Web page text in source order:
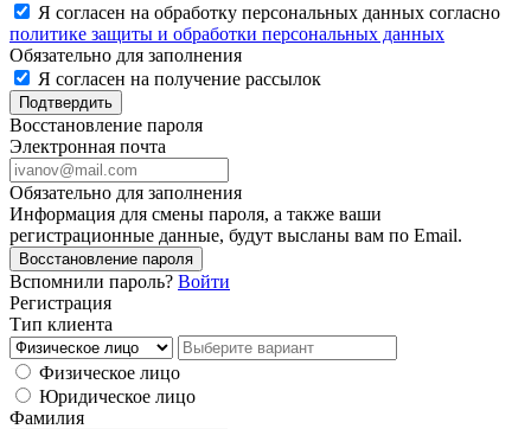
Я согласен на обработку персональных данных согласно
политике защиты и обработки персональных данных
Обязательно для заполнения
Я согласен на получение рассылок
Подтвердить
Восстановление пароля
Электронная почта
Обязательно для заполнения
Информация для смены пароля, а также ваши
регистрационные данные, будут высланы вам по Email.
Восстановление пароля
Вспомнили пароль? Войти
Регистрация
Тип клиента
Физическое лицо
Юридическое лицо
Фамилия